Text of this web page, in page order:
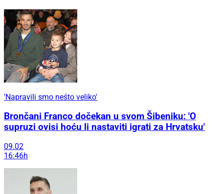
'Napravili smo nešto veliko'
Brončani Franco dočekan u svom Šibeniku: 'O
supruzi ovisi hoću li nastaviti igrati za Hrvatsku'
09.02
16:46h